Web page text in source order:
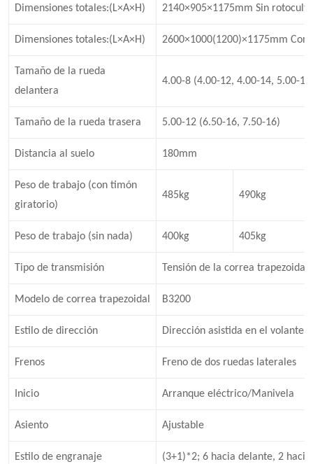
Dimensiones totales:(L×A×H) 2140×905×1175mm Sin
Dimensiones totales:(L×A×H) 2600×1000(1200)×1175mm
Tamaño de la rueda
delantera
4.00-8 (4.00-12, 4.00-14, 5.00-
Tamaño de la rueda trasera 5.00-12 (6.50-16, 7.50-16)
Distancia al suelo 180mm
Peso de trabajo (con timón
giratorio)
485kg 490kg
Peso de trabajo (sin nada) 400kg 405kg
Tipo de transmisión Tensión de la correa trapezoidal
Modelo de correa trapezoidal B3200
Estilo de dirección Dirección asistida en el volante
Frenos Freno de dos ruedas laterales
Inicio Arranque eléctrico/Manivela
Asiento Ajustable
Estilo de engranaje (3+1)*2; 6 hacia delante, 2